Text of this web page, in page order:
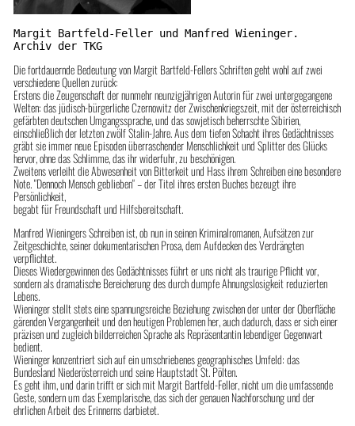
Margit Bartfeld-Feller und Manfred Wieninger.
Archiv der TKG
Die fortdauernde Bedeutung von Margit Bartfeld-Fellers Schriften geht wohl auf zwei
verschiedene Quellen zurück:
Erstens die Zeugenschaft der nunmehr neunzigjährigen Autorin für zwei untergegangene
Welten: das jüdisch-bürgerliche Czernowitz der Zwischenkriegszeit, mit der österreichisch
gefärbten deutschen Umgangssprache, und das sowjetisch beherrschte Sibirien,
einschließlich der letzten zwölf Stalin-Jahre. Aus dem tiefen Schacht ihres Gedächtnisses
gräbt sie immer neue Episoden überraschender Menschlichkeit und Splitter des Glücks
hervor, ohne das Schlimme, das ihr widerfuhr, zu beschönigen.
Zweitens verleiht die Abwesenheit von Bitterkeit und Hass ihrem Schreiben eine besondere
Note. "Dennoch Mensch geblieben" – der Titel ihres ersten Buches bezeugt ihre
Persönlichkeit,
begabt für Freundschaft und Hilfsbereitschaft.
Manfred Wieningers Schreiben ist, ob nun in seinen Kriminalromanen, Aufsätzen zur
Zeitgeschichte, seiner dokumentarischen Prosa, dem Aufdecken des Verdrängten
verpflichtet.
Dieses Wiedergewinnen des Gedächtnisses führt er uns nicht als traurige Pflicht vor,
sondern als dramatische Bereicherung des durch dumpfe Ahnungslosigkeit reduzierten
Lebens.
Wieninger stellt stets eine spannungsreiche Beziehung zwischen der unter der Oberfläche
gärenden Vergangenheit und den heutigen Problemen her, auch dadurch, dass er sich einer
präzisen und zugleich bilderreichen Sprache als Repräsentantin lebendiger Gegenwart
bedient.
Wieninger konzentriert sich auf ein umschriebenes geographisches Umfeld: das
Bundesland Niederösterreich und seine Hauptstadt St. Pölten.
Es geht ihm, und darin trifft er sich mit Margit Bartfeld-Feller, nicht um die umfassende
Geste, sondern um das Exemplarische, das sich der genauen Nachforschung und der
ehrlichen Arbeit des Erinnerns darbietet.